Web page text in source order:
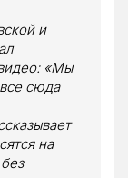
и
«Мы
сюда
на